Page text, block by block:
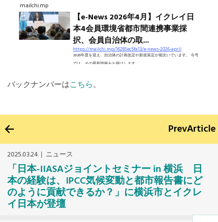
mailchi.mp
【e-News 2026年4月】イクレイ日
本4会員環境省都市間連携事業採
択、会員自治体の取...
https://mailchi.mp/16285ec5fa13/e-news-2026-april
2026年度を迎え、自治体の計画改定や新規策定が相次いでいます。 今号
では、その最新情報をお届けします。
バックナンバーはこちら。
PrevArticle
2025.03.24 ニュース
「日本-IIASAジョイントセミナー in 横浜 日
本の経験は、IPCC気候変動と都市報告書にど
のように貢献できるか？」に横浜市とイクレ
イ日本が登壇